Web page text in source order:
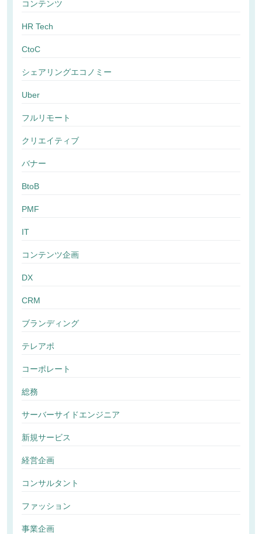
コンテンツ
HR Tech
CtoC
シェアリングエコノミー
Uber
フルリモート
クリエイティブ
バナー
BtoB
PMF
IT
コンテンツ企画
DX
CRM
ブランディング
テレアポ
コーポレート
総務
サーバーサイドエンジニア
新規サービス
経営企画
コンサルタント
ファッション
事業企画